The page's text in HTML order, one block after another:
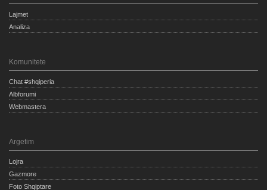
Lajmet
Analiza
Komunitete
Chat #shqiperia
Albforumi
Webmastera
Argetim
Lojra
Gazmore
Foto Shqiptare